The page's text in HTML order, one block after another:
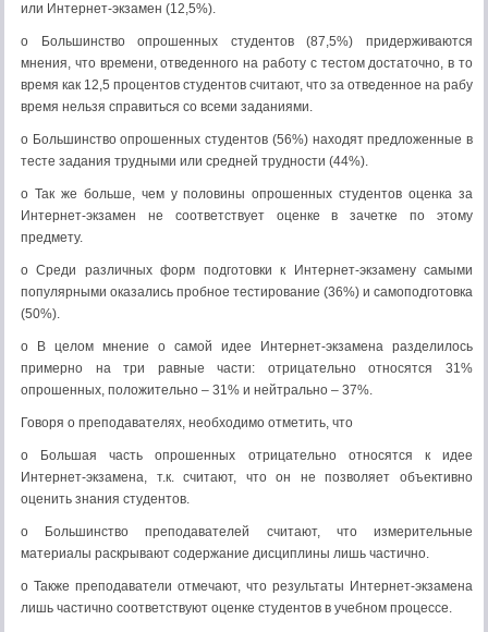
или Интернет-экзамен (12,5%).
o Большинство опрошенных студентов (87,5%) придерживаются
мнения, что времени, отведенного на работу с тестом достаточно, в то
время как 12,5 процентов студентов считают, что за отведенное на рабу
время нельзя справиться со всеми заданиями.
o Большинство опрошенных студентов (56%) находят предложенные в
тесте задания трудными или средней трудности (44%).
o Так же больше, чем у половины опрошенных студентов оценка за
Интернет-экзамен не соответствует оценке в зачетке по этому
предмету.
o Среди различных форм подготовки к Интернет-экзамену самыми
популярными оказались пробное тестирование (36%) и самоподготовка
(50%).
o В целом мнение о самой идее Интернет-экзамена разделилось
примерно на три равные части: отрицательно относятся 31%
опрошенных, положительно – 31% и нейтрально – 37%.
Говоря о преподавателях, необходимо отметить, что
o Большая часть опрошенных отрицательно относятся к идее
Интернет-экзамена, т.к. считают, что он не позволяет объективно
оценить знания студентов.
o Большинство преподавателей считают, что измерительные
материалы раскрывают содержание дисциплины лишь частично.
o Также преподаватели отмечают, что результаты Интернет-экзамена
лишь частично соответствуют оценке студентов в учебном процессе.